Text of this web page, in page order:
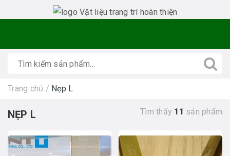
Trang chủ / Nẹp L
NẸP L Tìm thấy 11 sản phẩm